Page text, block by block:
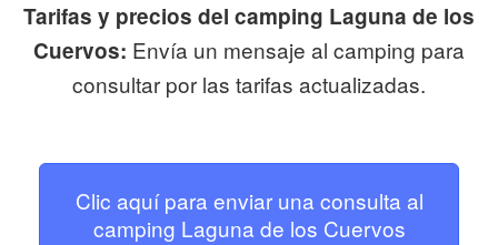
Tarifas y precios del camping Laguna de los
Cuervos: Envía un mensaje al camping para
consultar por las tarifas actualizadas.
Clic aquí para enviar una consulta al
camping Laguna de los Cuervos